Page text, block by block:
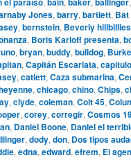
Jones, barry, bartlett,
, bernstein, Beverly hillbillies
, Boris Karloff presenta,
, bryan, buddy, bulldog,
, Capitán Escarlata, capitulo
, catlett, Caza submarina,
, chicago, chino, Chips,
, clyde, coleman, Colt 45,
, corey, corregir, Cosmos
, Daniel Boone, Daniel el
, dody, don, Dos tipos
, edna, edward, efrem, El